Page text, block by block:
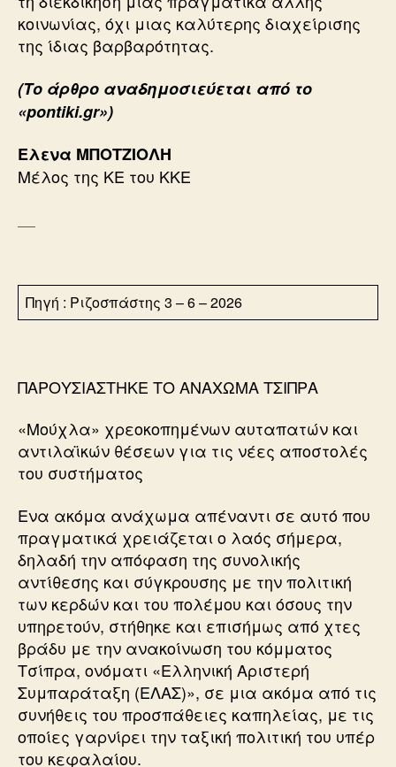
κοινωνίας, όχι μιας καλύτερης διαχείρισης
της ίδιας βαρβαρότητας.
(Το άρθρο αναδημοσιεύεται από το
«pontiki.gr»)
Ελενα ΜΠΟΤΖΙΟΛΗ
Μέλος της ΚΕ του ΚΚΕ
Πηγή : Ριζοσπάστης 3 – 6 – 2026
ΠΑΡΟΥΣΙΑΣΤΗΚΕ ΤΟ ΑΝΑΧΩΜΑ ΤΣΙΠΡΑ
«Μούχλα» χρεοκοπημένων αυταπατών και
αντιλαϊκών θέσεων για τις νέες αποστολές
του συστήματος
Ενα ακόμα ανάχωμα απέναντι σε αυτό που
πραγματικά χρειάζεται ο λαός σήμερα,
δηλαδή την απόφαση της συνολικής
αντίθεσης και σύγκρουσης με την πολιτική
των κερδών και του πολέμου και όσους την
υπηρετούν, στήθηκε και επισήμως από χτες
βράδυ με την ανακοίνωση του κόμματος
Τσίπρα, ονόματι «Ελληνική Αριστερή
Συμπαράταξη (ΕΛΑΣ)», σε μια ακόμα από τις
συνήθεις του προσπάθειες καπηλείας, με τις
οποίες γαρνίρει την ταξική πολιτική του υπέρ
του κεφαλαίου.